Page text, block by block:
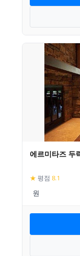
에르미타즈 두
★ 평점 8.1